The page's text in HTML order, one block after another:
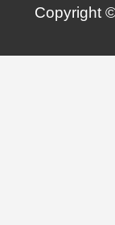
Copyright